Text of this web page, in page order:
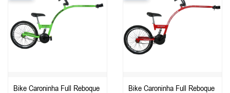
Bike Caroninha Full Reboque
Bike Caroninha Full Reboque